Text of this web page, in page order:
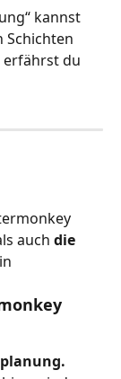
kannst
Schichten
erfährst du
auch die